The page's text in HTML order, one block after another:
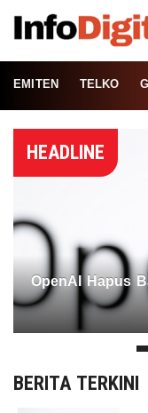
EMITEN TELKO
HEADLINE
OpenAI Hapus
BERITA TERKINI